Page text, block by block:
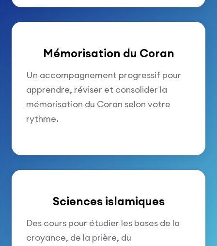
Mémorisation du Coran
Un accompagnement progressif pour
apprendre, réviser et consolider la
mémorisation du Coran selon votre
rythme.
Sciences islamiques
Des cours pour étudier les bases de la
croyance, de la prière, du